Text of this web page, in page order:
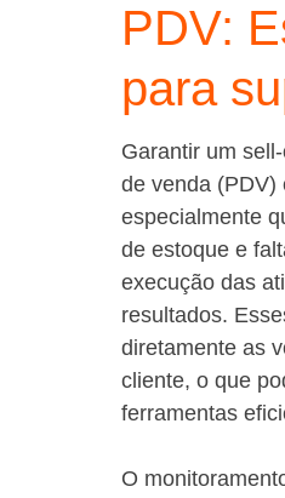
PDV:
para
Garantir um
de venda (PDV)
especialmente
de estoque e
execução das
resultados.
diretamente as
cliente, o que
ferramentas
O